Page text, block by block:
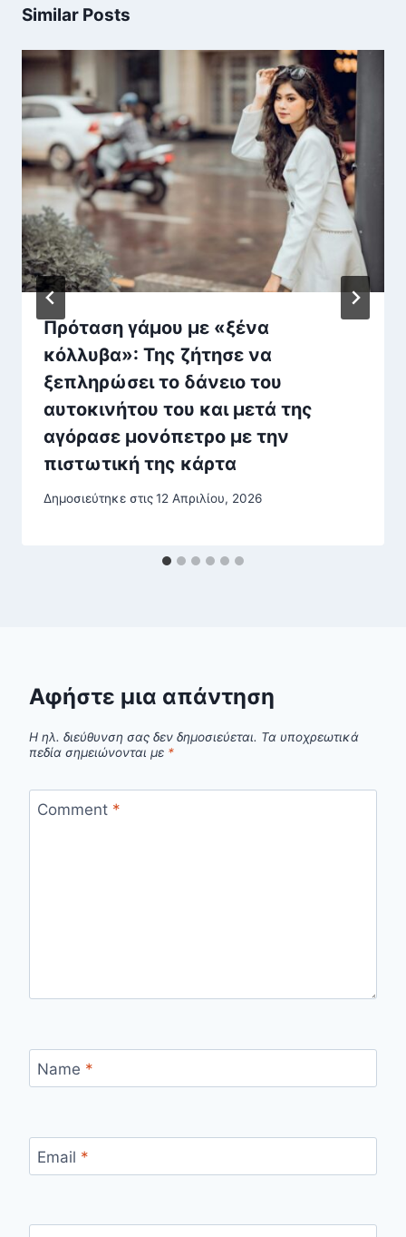
Similar Posts
Πρόταση γάμου με «ξένα
κόλλυβα»: Της ζήτησε να
ξεπληρώσει το δάνειο του
αυτοκινήτου του και μετά της
αγόρασε μονόπετρο με την
πιστωτική της κάρτα
Δημοσιεύτηκε στις12 Απριλίου, 2026
Αφήστε μια απάντηση
Η ηλ. διεύθυνση σας δεν δημοσιεύεται. Τα υποχρεωτικά
πεδία σημειώνονται με *
Comment *
Name *
Email *